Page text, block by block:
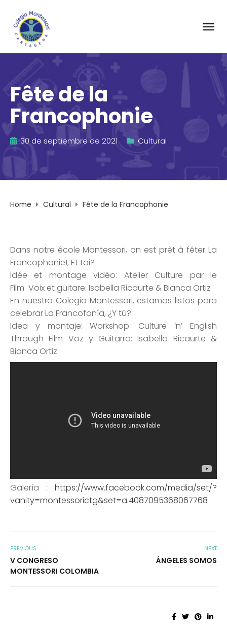
Fête de la
Francophonie
30 de septiembre de 2021 Cultural
Home Cultural Fête de la Francophonie
Dans notre école Montessori, on est prêt à fêter La
Francophonie!, Et toi?
Idée et montage vidéo: Atelier Culture par le
Film Voix et guitare: Isabella Ricaurte & Bianca Ortiz
En nuestro Colegio Montessori, estamos listos para
celebrar La Francofonía, ¿Y tú?
Idea y montaje: Workshop. Culture ‘n’ English
Through Film Voz y Guitarra: Isabella Ricaurte &
Bianca Ortiz
Galería : https://www.facebook.com/media/set/?
vanity=montessorictg&set=a.4087095368067768
PREVIOUS
V CONGRESO
MONTESSORI COLOMBIA
NEXT
ÁNGELES SOMOS